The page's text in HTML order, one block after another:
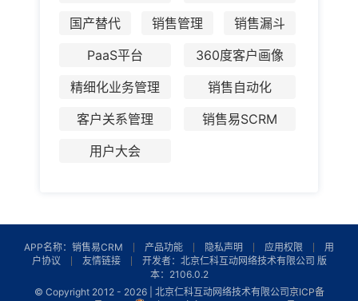
国产替代
销售管理
销售漏斗
PaaS平台
360度客户画像
精细化业务管理
销售自动化
客户关系管理
销售易SCRM
用户大会
APP名称：销售易CRM 产品功能 隐私声明 应用权限
用
户协议
友情链接
开发者：北京仁科互动网络技术有限公司 版
本：2106.0.2
© Copyright 2012 - 2026 | 北京仁科互动网络技术有限公司京ICP备